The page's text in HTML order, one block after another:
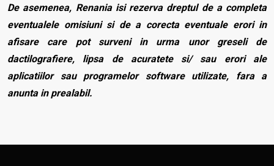
De asemenea, Renania isi rezerva dreptul de a completa
eventualele omisiuni si de a corecta eventuale erori in
afisare care pot surveni in urma unor greseli de
dactilografiere, lipsa de acuratete si/ sau erori ale
aplicatiilor sau programelor software utilizate, fara a
anunta in prealabil.